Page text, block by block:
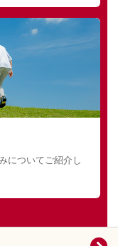
についてご紹介し